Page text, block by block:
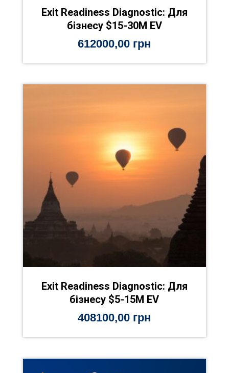
Exit Readiness Diagnostic: Для
бізнесу $15-30M EV
612000,00 грн
Exit Readiness Diagnostic: Для
бізнесу $5-15M EV
408100,00 грн